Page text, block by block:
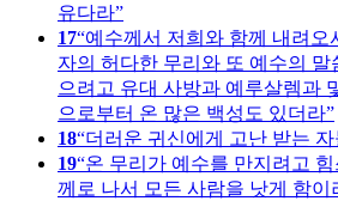
유다라
17 예수께서 저희와 함께 내려오
자의 허다한 무리와 또 예수의 말
으려고 유대 사방과 예루살렘과
으로부터 온 많은 백성도 있더라
18 더러운 귀신에게 고난 받는
19 온 무리가 예수를 만지려고
께로 나서 모든 사람을 낫게 함이